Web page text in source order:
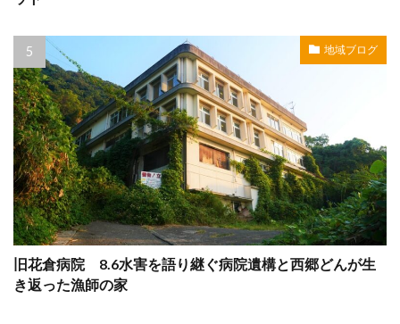
地域ブログ
旧花倉病院 8.6水害を語り継ぐ病院遺構と西郷どんが生
き返った漁師の家